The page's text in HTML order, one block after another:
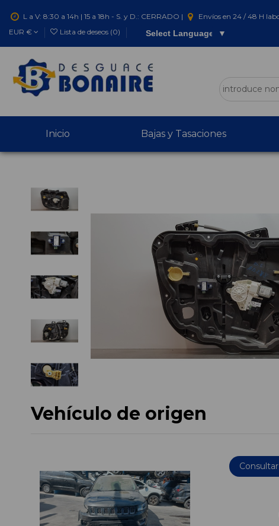
L a V: 8:30 a 14h | 15 a 18h - S. y D.: CERRADO | Envíos en 24 / 48 H
EUR €
Lista de deseos (0) Select Language ▼
Inicio Bajas y Tasaciones
Vehículo de origen